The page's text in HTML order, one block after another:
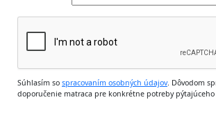
Súhlasím so spracovaním osobných údajov. Dôvodom
doporučenie matraca pre konkrétne potreby pýtajúceho